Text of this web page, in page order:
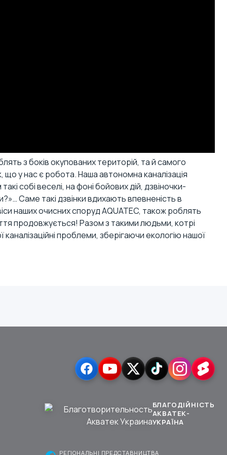
з боків окупованих територій, та й самого
що у нас є робота. Наша автономна каналізація
собі веселі, на фоні бойових дій, дзвіночки-
Саме такі дзвінки вдихають впевненість в
наших очисних споруд AQUATEC, також роблять
продовжується! Разом з такими людьми, котрі
проблеми, зберігаючи екологію нашої
БЛАГОДІЙНІСТЬ
АКВАТЕК-
УКРАЇНА
РЕГІОНАЛЬНІ ПРЕДСТАВНИЦТВА